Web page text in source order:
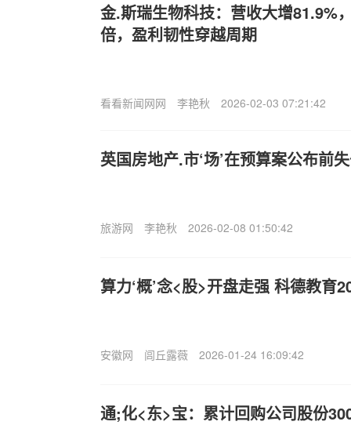
金.斯瑞生物科技：营收大增81.9%
倍，盈利韧性穿越周期
看看新闻网网 李艳秋 2026-02-03 07:21:42
英国房地产.市‘场’在预算案公布前
旅游网 李艳秋 2026-02-08 01:50:42
算力‘概’念<股>开盘走强 科德教育
安徽网 闾丘露薇 2026-01-24 16:09:42
通;化<东>宝：累计回购公司股份